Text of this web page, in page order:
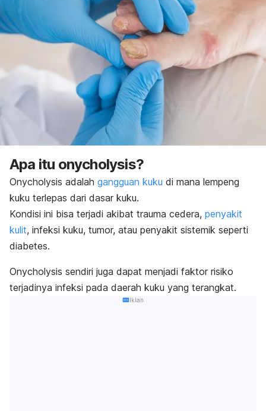
Apa itu onycholysis?
Onycholysis adalah gangguan kuku di mana lempeng
kuku terlepas dari dasar kuku.
Kondisi ini bisa terjadi akibat trauma cedera, penyakit
kulit, infeksi kuku, tumor, atau penyakit sistemik seperti
diabetes.
Onycholysis sendiri juga dapat menjadi faktor risiko
terjadinya infeksi pada daerah kuku yang terangkat.
Iklan